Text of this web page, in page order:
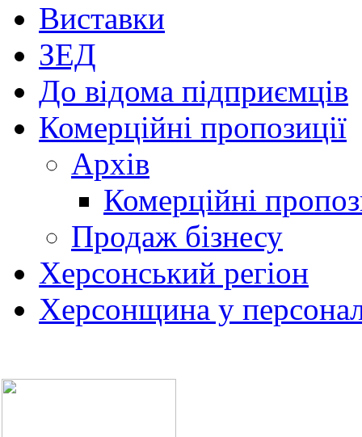
Виставки
ЗЕД
До відома підприємців
Комерційні пропозиції
Архів
Комерційні
Продаж бізнесу
Херсонський регіон
Херсонщина у